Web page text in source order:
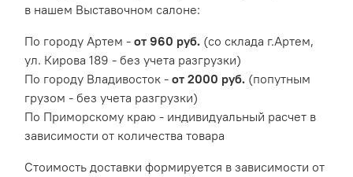
в нашем Выставочном салоне:
По городу Артем - от 960 руб. (со склада г.Артем,
ул. Кирова 189 - без учета разгрузки)
По городу Владивосток - от 2000 руб. (попутным
грузом - без учета разгрузки)
По Приморскому краю - индивидуальный расчет в
зависимости от количества товара
Cтоимость доставки формируется в зависимости от